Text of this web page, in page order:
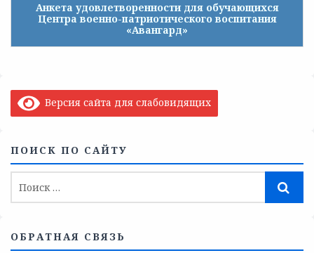
Анкета удовлетворенности для обучающихся
Центра военно-патриотического воспитания
«Авангард»
Версия сайта для слабовидящих
ПОИСК ПО САЙТУ
ОБРАТНАЯ СВЯЗЬ